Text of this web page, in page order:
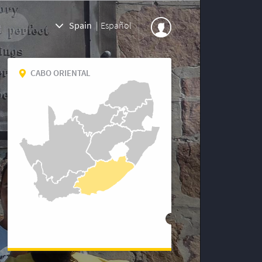
Spain | Español
CABO ORIENTAL